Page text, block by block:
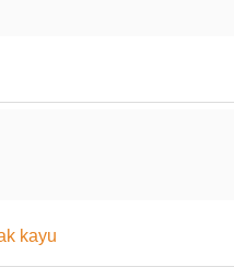
kayu